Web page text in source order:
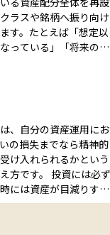
ラスや銘柄へ振り向け
す。たとえば「想定以
っている」「将来の生
資金を追加するのでは
、マーケット環境の変
リスク許容度の見直
ジの変化などを背景に
ちですが、目的とスコー
、自分の資産運用にお
の損失までなら精神的
け入れられるかという
投資には必ず
には資産が目減りする
そのときに、どのくら
に対応できるか、また